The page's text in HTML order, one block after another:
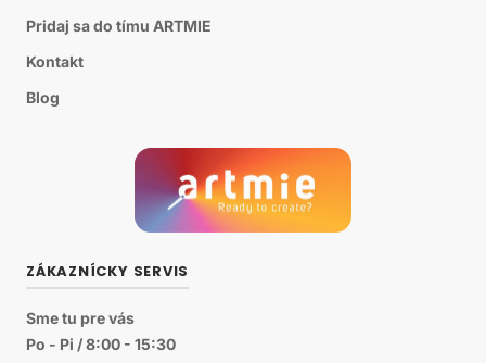
Pridaj sa do tímu ARTMIE
Kontakt
Blog
ZÁKAZNÍCKY SERVIS
Sme tu pre vás
Po - Pi / 8:00 - 15:30